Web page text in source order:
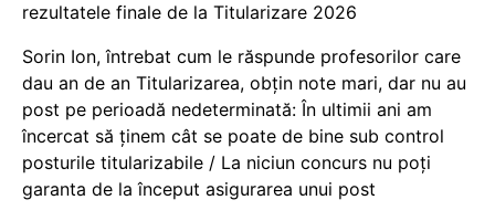
rezultatele finale de la Titularizare 2026
Sorin Ion, întrebat cum le răspunde profesorilor care
dau an de an Titularizarea, obțin note mari, dar nu au
post pe perioadă nedeterminată: În ultimii ani am
încercat să ținem cât se poate de bine sub control
posturile titularizabile / La niciun concurs nu poți
garanta de la început asigurarea unui post